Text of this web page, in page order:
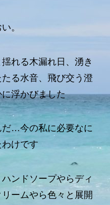
。
れる木漏れ日、湧き
る水音、飛び交う澄
浮かびました
だ…今の私に必要なに
けです
ンドソープやらディ
ームやら色々と展開